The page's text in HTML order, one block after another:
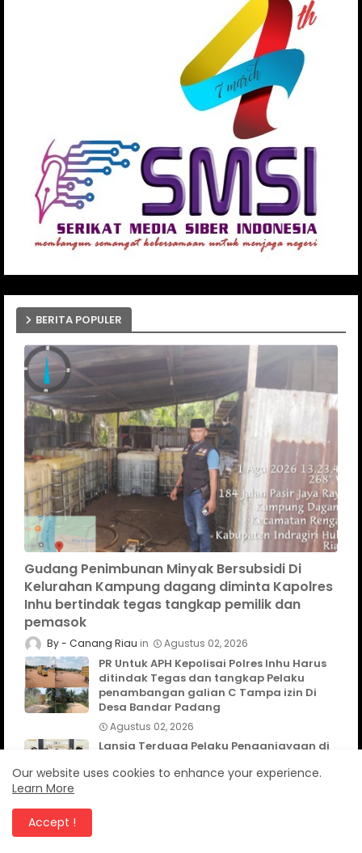
BERITA POPULER
Gudang Penimbunan Minyak Bersubsidi Di
Kelurahan Kampung dagang diminta Kapolres
Inhu bertindak tegas tangkap pemilik dan
pemasok
Canang Riau Agustus 02, 2026
PR Untuk APH Kepolisai Polres Inhu Harus
ditindak Tegas dan tangkap Pelaku
penambangan galian C Tampa izin Di
Desa Bandar Padang
Agustus 02, 2026
Lansia Terduga Pelaku Penganiayaan di
Agustus 01, 2026
Our website uses cookies to enhance your experience.
Learn More
Accept !